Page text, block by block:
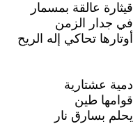
قيثارة عالقة بمسمار
في جدار الزمن
أوتارها تحاكي إله الريح
دمية عشتارية
قوامها طين
يحلم بسارق نار